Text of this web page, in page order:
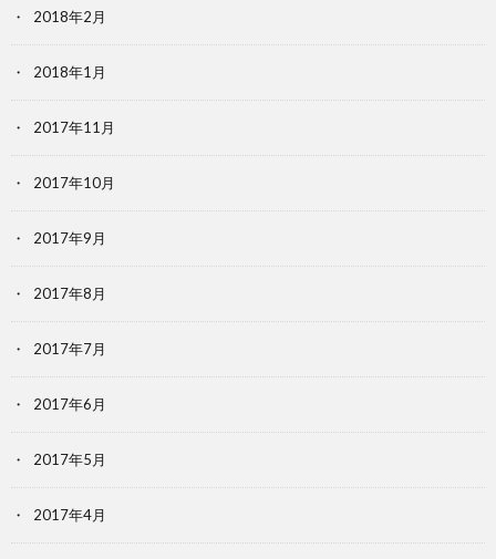
2018年2月
2018年1月
2017年11月
2017年10月
2017年9月
2017年8月
2017年7月
2017年6月
2017年5月
2017年4月